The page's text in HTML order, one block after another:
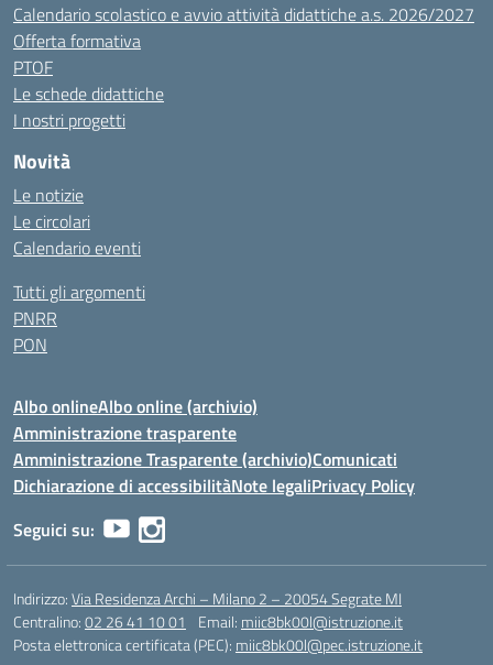
Calendario scolastico e avvio attività didattiche a.s. 2026/2027
Offerta formativa
PTOF
Le schede didattiche
I nostri progetti
Novità
Le notizie
Le circolari
Calendario eventi
Tutti gli argomenti
PNRR
PON
Albo onlineAlbo online (archivio)
Amministrazione trasparente
Amministrazione Trasparente (archivio)Comunicati
Dichiarazione di accessibilitàNote legaliPrivacy Policy
Seguici su:
Indirizzo:Via Residenza Archi – Milano 2 – 20054 Segrate MI
Centralino:02 26 41 10 01 Email: miic8bk00l@istruzione.it
Posta elettronica certificata (PEC): miic8bk00l@pec.istruzione.it